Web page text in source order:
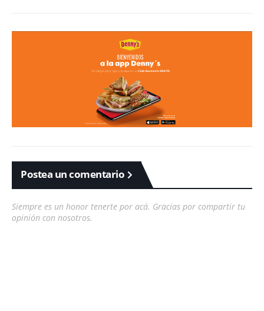
Postea un comentario
Siempre es un honor tenerte por acá. Gracias por compartir tu
opinión con nosotros.